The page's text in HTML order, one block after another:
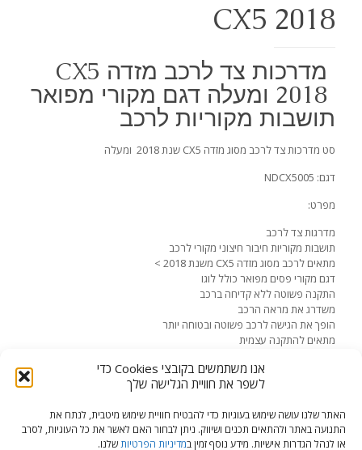
אנו משתמשים בקובצי Cookies כדי
לשפר את חוויית הגלישה שלך
האתר שלנו עושה שימוש בעוגיות כדי להבטיח חוויית שימוש מיטבית, לנתח את
התנועה באתר ולהתאים תכנים ושיווק. ניתן לבחור האם לאשר את כל העוגיות, לסרב
או לנהל הגדרות אישיות. מידע נוסף זמין במדיניות הפרטיותשלנו.
CX5 2018
מדרכות צד לרכב מזדה CX5
2018 ומעלה דגם מקורי מפואר
תושבות מקוריות לרכב
סט מדרכות צד לרכב מסוג מזדה CX5 שנת 2018 ומעלה
דגם: NDCX5005
מפרט:
מדרגות צד לרכב
תושבות מקוריות חיבור חיצוני מקורי לרכב
מתאים לרכב מסוג מזדה CX5 משנת 2018 >
דגם מקורי פסים מפואר כולל לוגו
התקנה פשוטה ללא קדיחה ברכב
משדרג את מראה הרכב
הופך את הגישה לרכב פשוטה ובטוחה יותר
מתאים להתקנה עצמית